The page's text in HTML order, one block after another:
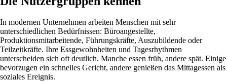
In modernen Unternehmen arbeiten Menschen mit sehr
unterschiedlichen Bedürfnissen: Büroangestellte,
Produktionsmitarbeitende, Führungskräfte, Auszubildende oder
Teilzeitkräfte. Ihre Essgewohnheiten und Tagesrhythmen
unterscheiden sich oft deutlich. Manche essen früh, andere spät. Einige
bevorzugen ein schnelles Gericht, andere genießen das Mittagessen als
soziales Ereignis.